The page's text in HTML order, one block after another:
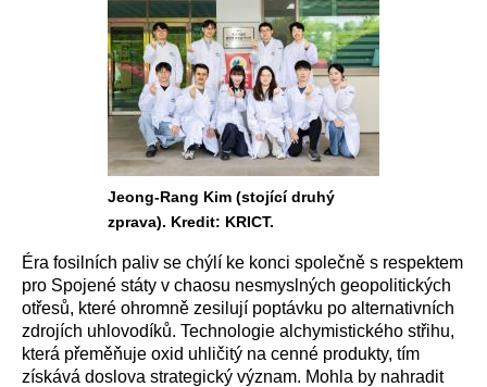
Jeong-Rang Kim (stojící druhý
zprava). Kredit: KRICT.
Éra fosilních paliv se chýlí ke konci společně s respektem
pro Spojené státy v chaosu nesmyslných geopolitických
otřesů, které ohromně zesilují poptávku po alternativních
zdrojích uhlovodíků. Technologie alchymistického střihu,
která přeměňuje oxid uhličitý na cenné produkty, tím
získává doslova strategický význam. Mohla by nahradit